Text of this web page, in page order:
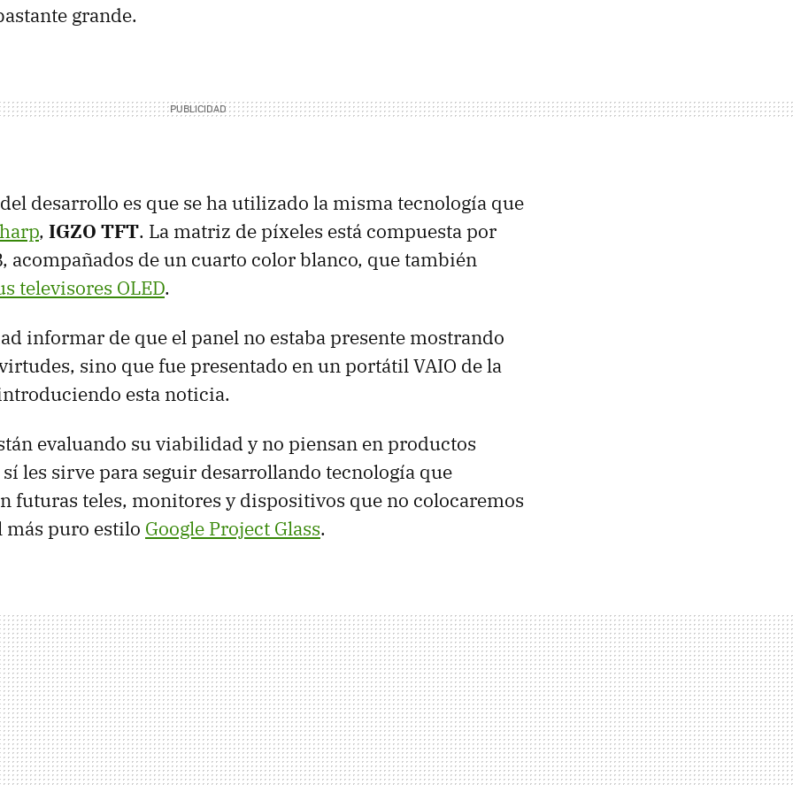
grande.
desarrollo es que se ha utilizado la misma tecnología que
, IGZO TFT. La matriz de píxeles está compuesta por
, acompañados de un cuarto color blanco, que también
televisores OLED.
informar de que el panel no estaba presente mostrando
sino que fue presentado en un portátilVAIO de la
esta noticia.
evaluando su viabilidad y no piensan en productos
les sirve para seguir desarrollando tecnología que
futuras teles, monitores y dispositivos que no colocaremos
más puro estilo Google Project Glass.